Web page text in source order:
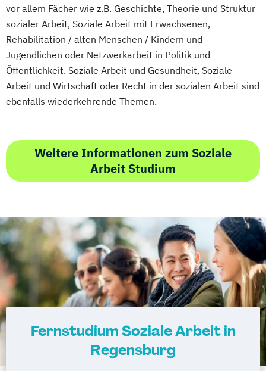
vor allem Fächer wie z.B. Geschichte, Theorie und Struktur
sozialer Arbeit, Soziale Arbeit mit Erwachsenen,
Rehabilitation / alten Menschen / Kindern und
Jugendlichen oder Netzwerkarbeit in Politik und
Öffentlichkeit. Soziale Arbeit und Gesundheit, Soziale
Arbeit und Wirtschaft oder Recht in der sozialen Arbeit sind
ebenfalls wiederkehrende Themen.
Weitere Informationen zum Soziale
Arbeit Studium
Fernstudium Soziale Arbeit in
Regensburg